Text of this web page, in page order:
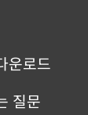
운로드
질문